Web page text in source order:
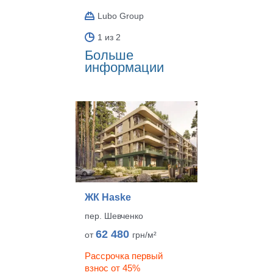
Lubo Group
1 из 2
Больше
информации
ЖК Haske
пер. Шевченко
от62 480 грн/м²
Рассрочка первый
взнос от 45%